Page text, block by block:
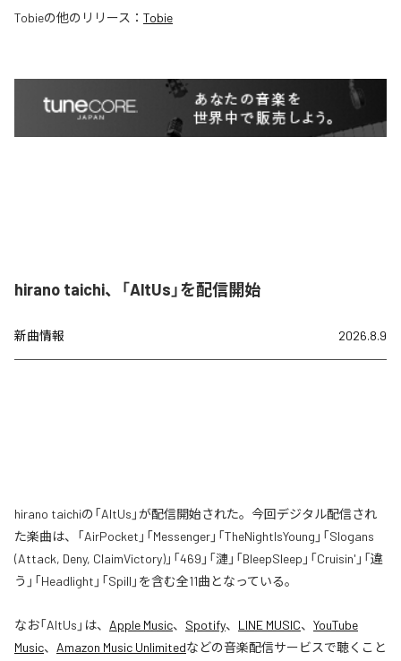
Tobieの他のリリース： Tobie
hirano taichi、「AltUs」を配信開始
新曲情報 2026.8.9
hirano taichiの「AltUs」が配信開始された。今回デジタル配信され
た楽曲は、「AirPocket」「Messenger」「TheNightIsYoung」「Slogans
(Attack, Deny, ClaimVictory)」「469」「漣」「BleepSleep」「Cruisin'」「違
う」「Headlight」「Spill」を含む全11曲となっている。
なお「AltUs 」は、 Apple Music、 Spotify、 LINE MUSIC、 YouTube
Music、 Amazon Music Unlimitedなどの音楽配信サービスで聴くこと